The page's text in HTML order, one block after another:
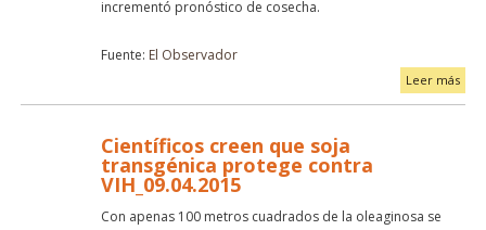
incrementó pronóstico de cosecha.
Fuente: El Observador
Leer más
Científicos creen que soja
transgénica protege contra
VIH_09.04.2015
Con apenas 100 metros cuadrados de la oleaginosa se